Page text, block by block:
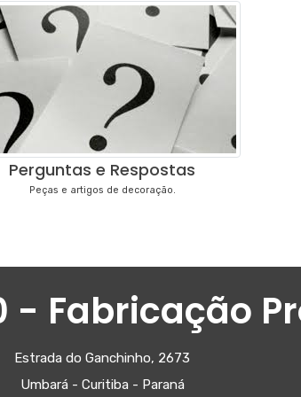
Perguntas e Respostas
Peças e artigos de decoração.
- Fabricação
Estrada do Ganchinho, 2673
Umbará - Curitiba - Paraná